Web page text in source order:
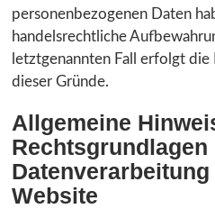
personenbezogenen Daten
handelsrechtliche
letztgenannten Fall erfolgt die
dieser Gründe.
Allgemeine
Rechtsgrundlagen
Website